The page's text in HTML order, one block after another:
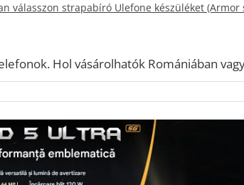
válasszon strapabíró Ulefone készüléket
Hol vásárolhatók Romániában